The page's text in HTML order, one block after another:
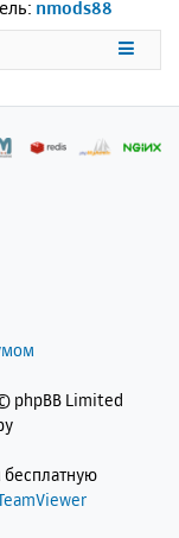
nmods88
phpBB Limited
бесплатную